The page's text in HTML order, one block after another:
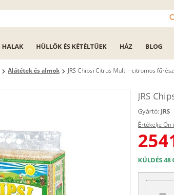
HALAK HÜLLŐK ÉS KÉTÉLTŰEK HÁZ BLOG
Alátétek és almok JRS Chipsi Citrus Multi - citromos
JRS
Gyártó: JRS
Értékelje Ön
KÜLDÉS 48